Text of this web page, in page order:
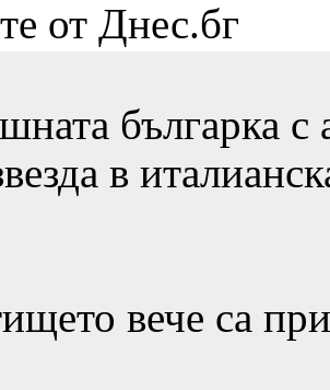
от Днес.бг
българка
в
вече са